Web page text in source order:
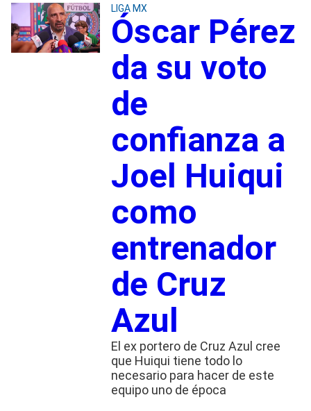
LIGA MX
Óscar Pérez
da su voto
de
confianza a
Joel Huiqui
como
entrenador
de Cruz
Azul
El ex portero de Cruz Azul cree
que Huiqui tiene todo lo
necesario para hacer de este
equipo uno de época